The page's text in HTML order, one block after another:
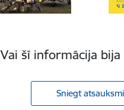
Vai šī informācija bija
Sniegt atsauksmi